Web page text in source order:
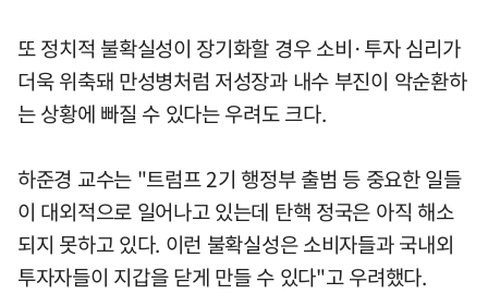
또 정치적 불확실성이 장기화할 경우 소비·투자 심리가
더욱 위축돼 만성병처럼 저성장과 내수 부진이 악순환하
는 상황에 빠질 수 있다는 우려도 크다.
하준경 교수는 "트럼프 2기 행정부 출범 등 중요한 일들
이 대외적으로 일어나고 있는데 탄핵 정국은 아직 해소
되지 못하고 있다. 이런 불확실성은 소비자들과 국내외
투자자들이 지갑을 닫게 만들 수 있다"고 우려했다.